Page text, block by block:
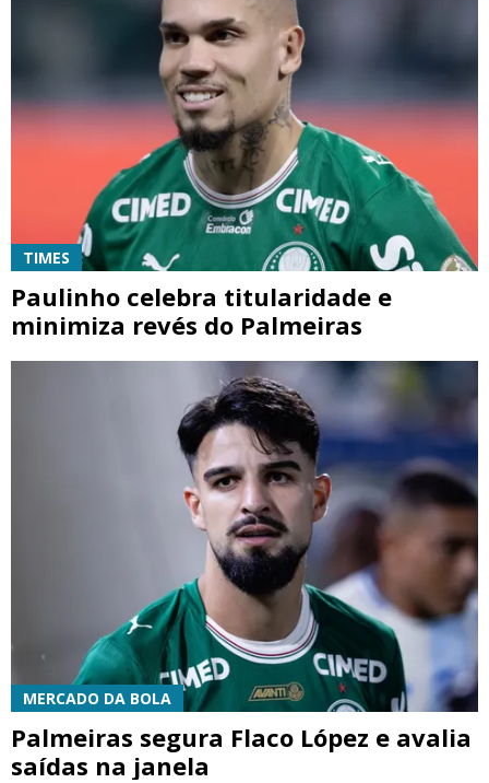
TIMES
Paulinho celebra titularidade e
minimiza revés do Palmeiras
MERCADO DA BOLA
Palmeiras segura Flaco López e avalia
saídas na janela